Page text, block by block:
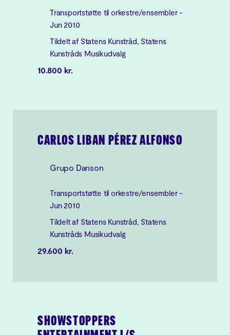
Transportstøtte til orkestre/ensembler -
Jun 2010
Tildelt af Statens Kunstråd, Statens
Kunstråds Musikudvalg
10.800 kr.
CARLOS LIBAN PÉREZ ALFONSO
Grupo Danson
Transportstøtte til orkestre/ensembler -
Jun 2010
Tildelt af Statens Kunstråd, Statens
Kunstråds Musikudvalg
29.600 kr.
SHOWSTOPPERS